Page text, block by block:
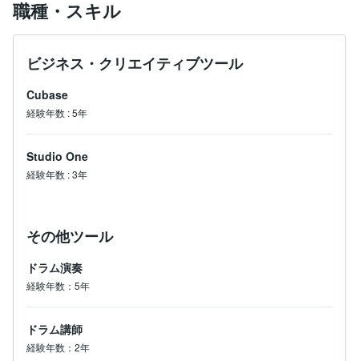
職種・スキル
ビジネス・クリエイティブツール
Cubase
経験年数 :5年
Studio One
経験年数 :3年
その他ツール
ドラム演奏
経験年数：5年
ドラム講師
経験年数：2年